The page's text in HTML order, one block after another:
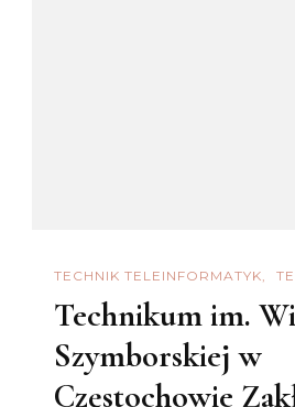
TECHNIK TELEINFORMATYK
Technikum im.
Szymborskiej w
Częstochowie